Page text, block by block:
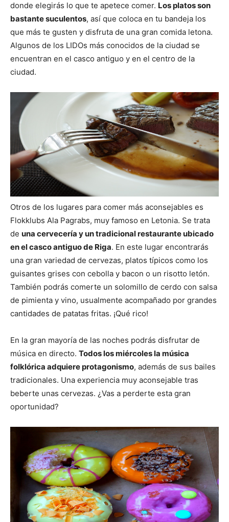
donde elegirás lo que te apetece comer. Los platos son
bastante suculentos, así que coloca en tu bandeja los
que más te gusten y disfruta de una gran comida letona.
Algunos de los LIDOs más conocidos de la ciudad se
encuentran en el casco antiguo y en el centro de la
ciudad.
Otros de los lugares para comer más aconsejables es
Flokklubs Ala Pagrabs, muy famoso en Letonia. Se trata
de una cervecería y un tradicional restaurante ubicado
en el casco antiguo de Riga. En este lugar encontrarás
una gran variedad de cervezas, platos típicos como los
guisantes grises con cebolla y bacon o un risotto letón.
También podrás comerte un solomillo de cerdo con salsa
de pimienta y vino, usualmente acompañado por grandes
cantidades de patatas fritas. ¡Qué rico!
En la gran mayoría de las noches podrás disfrutar de
música en directo. Todos los miércoles la música
folklórica adquiere protagonismo, además de sus bailes
tradicionales. Una experiencia muy aconsejable tras
beberte unas cervezas. ¿Vas a perderte esta gran
oportunidad?